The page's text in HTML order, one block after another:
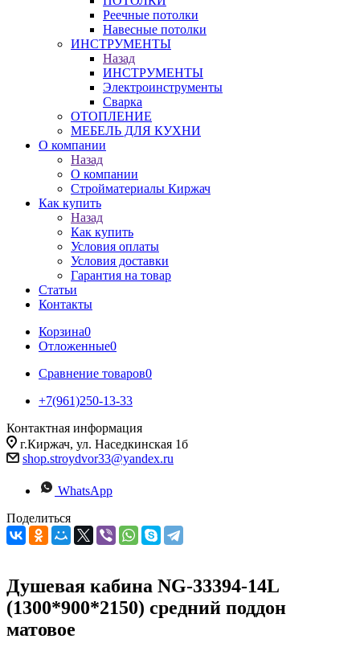
Реечные потолки
Навесные потолки
ИНСТРУМЕНТЫ
Назад
ИНСТРУМЕНТЫ
Электроинструменты
Сварка
ОТОПЛЕНИЕ
МЕБЕЛЬ ДЛЯ КУХНИ
О компании
Назад
О компании
Стройматериалы Киржач
Как купить
Назад
Как купить
Условия оплаты
Условия доставки
Гарантия на товар
Статьи
Контакты
Корзина0
Отложенные0
Сравнение товаров0
+7(961)250-13-33
Контактная информация
г.Киржач, ул. Наседкинская 1б
shop.stroydvor33@yandex.ru
WhatsApp
Поделиться
Душевая кабина NG-33394-14L
(1300*900*2150) средний поддон
матовое